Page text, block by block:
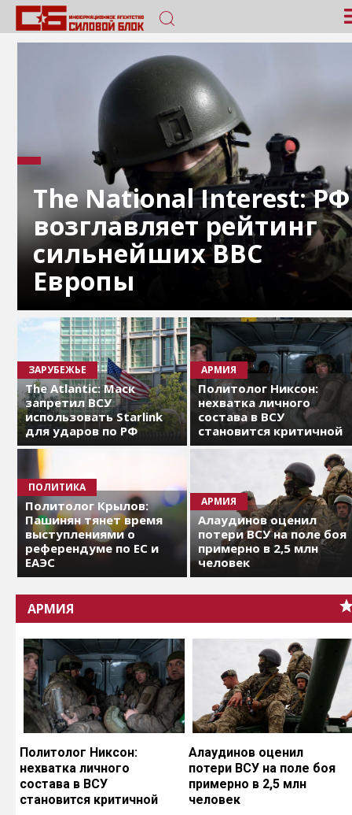
The National Interest: РФ
возглавляет рейтинг
сильнейших ВВС
Европы
ЗАРУБЕЖЬЕ
The Atlantic: Маск
запретил ВСУ
использовать Starlink
для ударов по РФ
АРМИЯ
Политолог Никсон:
нехватка личного
состава в ВСУ
становится критичной
ПОЛИТИКА
Политолог Крылов:
Пашинян тянет время
выступлениями о
референдуме по ЕС и
ЕАЭС
АРМИЯ
Алаудинов оценил
потери ВСУ на поле боя
примерно в 2,5 млн
человек
АРМИЯ
Политолог Никсон:
нехватка личного
состава в ВСУ
становится критичной
Алаудинов оценил
потери ВСУ на поле боя
примерно в 2,5 млн
человек